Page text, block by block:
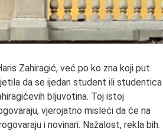
Zahiragić, već po ko zna koji put
da se ijedan student ili studentica
bljuvotina. Toj istoj
vjerojatno misleći da će na
i novinari. Nažalost, rekla bih.